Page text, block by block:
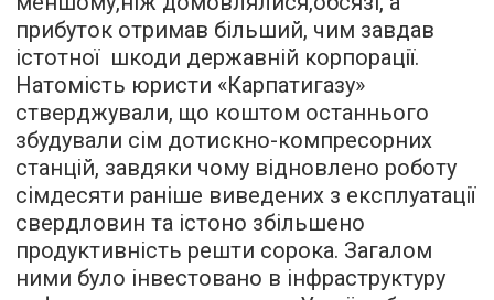
прибуток отримав більший, чим завдав
істотної шкоди державній корпорації.
Натомість юристи «Карпатигазу»
стверджували, що коштом останнього
збудували сім дотискно-компресорних
станцій, завдяки чому відновлено роботу
сімдесяти раніше виведених з експлуатації
свердловин та істоно збільшено
продуктивність решти сорока. Загалом
ними було інвестовано в інфраструктуру